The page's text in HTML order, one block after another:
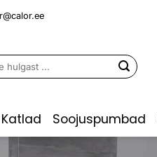
Katlad Soojuspumbad